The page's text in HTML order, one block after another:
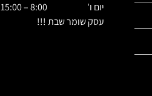
יום ו' 8:00 – 15:00
עסק שומר שבת !!!